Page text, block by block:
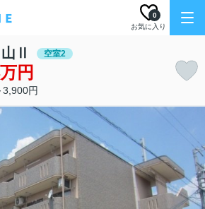
お気に入り
0
Ⅱ 空室2
円
円